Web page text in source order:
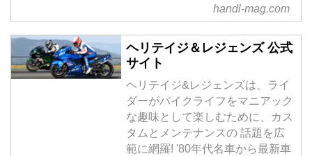
handl-mag.com
ヘリテイジ＆レジェンズ 公式
サイト
ヘリテイジ&レジェンズは、ライ
ダーがバイクライフをマニアック
な趣味として楽しむために、カス
タムとメンテナンスの 話題を広
範に網羅! '80年代名車から最新車